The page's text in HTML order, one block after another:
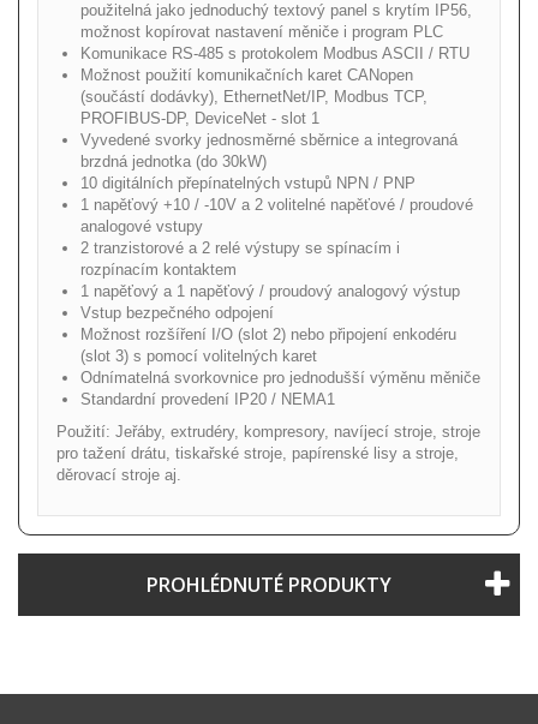
použitelná jako jednoduchý textový panel s krytím IP56,
možnost kopírovat nastavení měniče i program PLC
Komunikace RS-485 s protokolem Modbus ASCII / RTU
Možnost použití komunikačních karet CANopen
(součástí dodávky), EthernetNet/IP, Modbus TCP,
PROFIBUS-DP, DeviceNet - slot 1
Vyvedené svorky jednosměrné sběrnice a integrovaná
brzdná jednotka (do 30kW)
10 digitálních přepínatelných vstupů NPN / PNP
1 napěťový +10 / -10V a 2 volitelné napěťové / proudové
analogové vstupy
2 tranzistorové a 2 relé výstupy se spínacím i
rozpínacím kontaktem
1 napěťový a 1 napěťový / proudový analogový výstup
Vstup bezpečného odpojení
Možnost rozšíření I/O (slot 2) nebo připojení enkodéru
(slot 3) s pomocí volitelných karet
Odnímatelná svorkovnice pro jednodušší výměnu měniče
Standardní provedení IP20 / NEMA1
Použití: Jeřáby, extrudéry, kompresory, navíjecí stroje, stroje
pro tažení drátu, tiskařské stroje, papírenské lisy a stroje,
děrovací stroje aj.
PROHLÉDNUTÉ PRODUKTY